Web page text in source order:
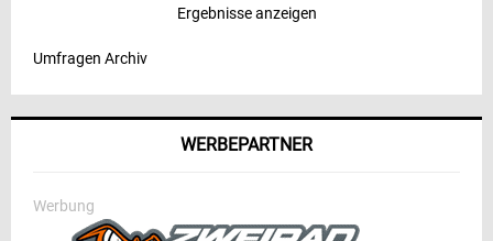
Ergebnisse anzeigen
Umfragen Archiv
WERBEPARTNER
Werbung